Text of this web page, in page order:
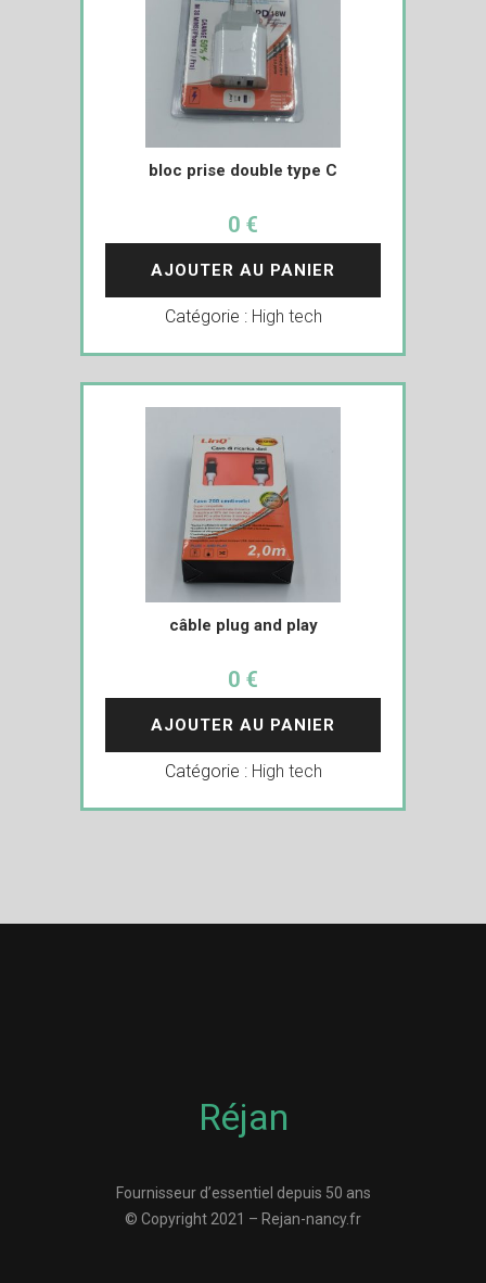
bloc prise double type C
0 €
AJOUTER AU PANIER
Catégorie : High tech
câble plug and play
0 €
AJOUTER AU PANIER
Catégorie : High tech
Réjan
Fournisseur d’essentiel depuis 50 ans
© Copyright 2021 – Rejan-nancy.fr